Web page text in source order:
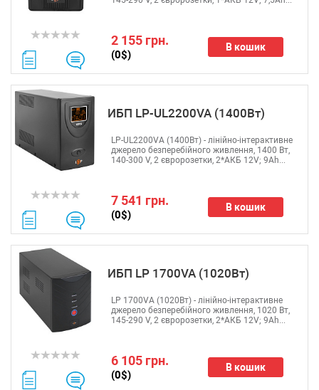
2 155 грн.
(0$)
В кошик
ИБП LP-UL2200VA (1400Вт)
7 541 грн.
(0$)
В кошик
LP-UL2200VA (1400Вт) - лінійно-інтерактивне
джерело безперебійного живлення, 1400 Вт,
140-300 V, 2 євророзетки, 2*АКБ 12V; 9Ah...
ИБП LP 1700VA (1020Вт)
6 105 грн.
(0$)
В кошик
LP 1700VA (1020Вт) - лінійно-інтерактивне
джерело безперебійного живлення, 1020 Вт,
145-290 V, 2 євророзетки, 2*АКБ 12V; 9Ah...